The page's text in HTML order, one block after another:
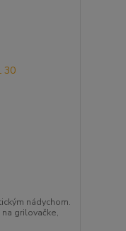
nádychom.
grilovačke,